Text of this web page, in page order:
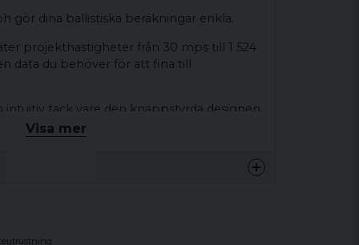
gör dina ballistiska beräkningar enkla.
projekthastigheter från 30 mps till 1 524
data du behöver för att fina till
tack vare den knappstyrda designen.
hastigheten för varje skjutet skott, spåra
"ShotView" .
skott eller upp till 6 timmar behöver
Visa mer